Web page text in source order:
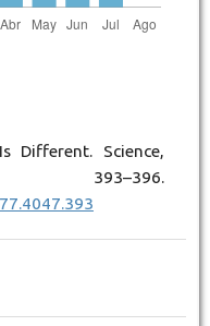
Different. Science,